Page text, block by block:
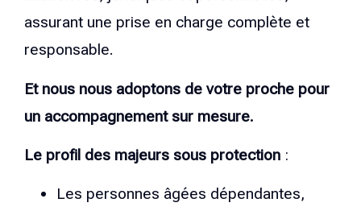
assurant une prise en charge complète et
responsable.
Et nous nous adoptons de votre proche pour
un accompagnement sur mesure.
Le profil des majeurs sous protection :
Les personnes âgées dépendantes,